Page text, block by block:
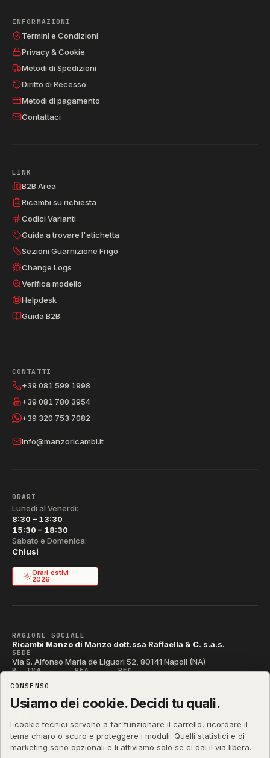
INFORMAZIONI
Termini e Condizioni
Privacy & Cookie
Metodi di Spedizioni
Diritto di Recesso
Metodi di pagamento
Contattaci
LINK
B2B Area
Ricambi su richiesta
Codici Varianti
Guida a trovare l'etichetta
Sezioni Guarnizione Frigo
Change Logs
Verifica modello
Helpdesk
Guida B2B
CONTATTI
+39 081 599 1998
+39 081 780 3954
+39 320 753 7082
info@manzoricambi.it
ORARI
Lunedì al Venerdì:
8:30 – 13:30
15:30 – 18:30
Sabato e Domenica:
Chiusi
Orari estivi
2026
RAGIONE SOCIALE
Ricambi Manzo di Manzo dott.ssa Raffaella & C. s.a.s.
SEDE
Via S. Alfonso Maria de Liguori 52, 80141 Napoli (NA)
P. IVA REA PEC
CODICE SDI
T04ZHR3
manzoricambi.it© 2001 – 2026
CONSENSO
Usiamo dei cookie. Decidi tu quali.
I cookie tecnici servono a far funzionare il carrello, ricordare il
tema chiaro o scuro e proteggere i moduli. Quelli statistici e di
marketing sono opzionali e li attiviamo solo se ci dai il via libera.